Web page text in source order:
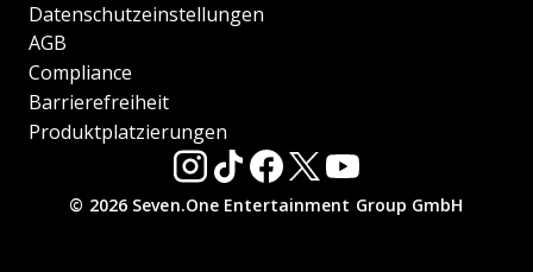
Datenschutzeinstellungen
AGB
Compliance
Barrierefreiheit
Produktplatzierungen
© 2026 Seven.One Entertainment Group GmbH